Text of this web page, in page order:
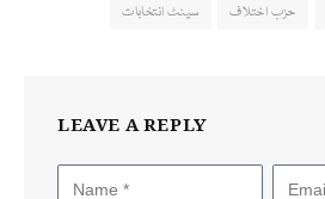
حزب اختلاف
سینٹ انتخابات
LEAVE A REPLY